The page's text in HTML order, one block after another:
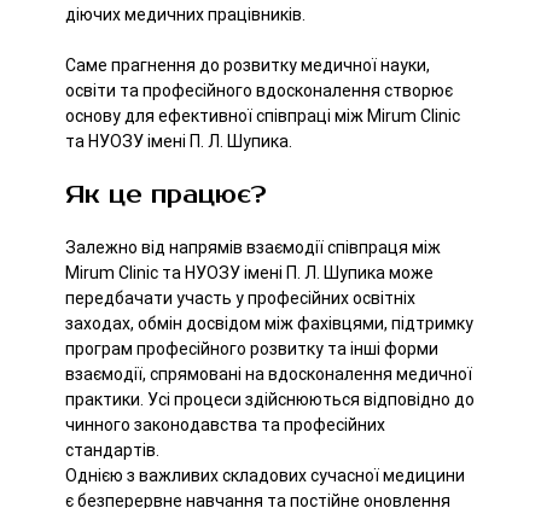
діючих медичних працівників.
Саме прагнення до розвитку медичної науки,
освіти та професійного вдосконалення створює
основу для ефективної співпраці між Mirum Clinic
та НУОЗУ імені П. Л. Шупика.
Як це працює?
Залежно від напрямів взаємодії співпраця між
Mirum Clinic та НУОЗУ імені П. Л. Шупика може
передбачати участь у професійних освітніх
заходах, обмін досвідом між фахівцями, підтримку
програм професійного розвитку та інші форми
взаємодії, спрямовані на вдосконалення медичної
практики. Усі процеси здійснюються відповідно до
чинного законодавства та професійних
стандартів.
Однією з важливих складових сучасної медицини
є безперервне навчання та постійне оновлення